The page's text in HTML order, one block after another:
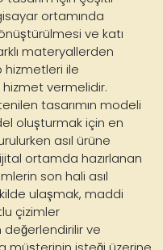
ortamında
ve katı
materyallerden
ile
vermelidir.
tasarımın modeli
oluşturmak için en
asıl ürüne
ortamda hazırlanan
son hali asıl
ulaşmak, maddi
çizimler
değerlendirilir ve